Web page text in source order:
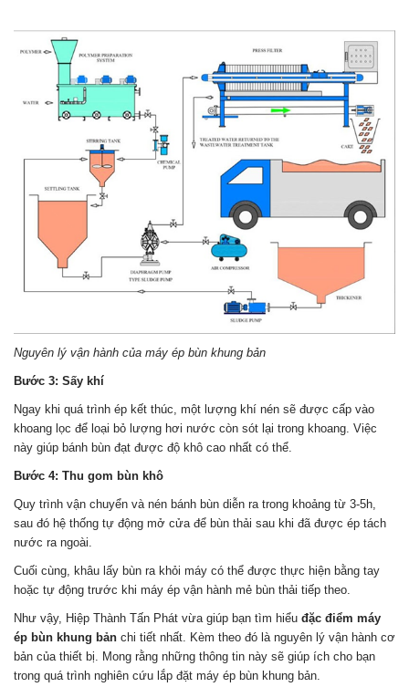
Nguyên lý vận hành của máy ép bùn khung bản
Bước 3: Sấy khí
Ngay khi quá trình ép kết thúc, một lượng khí nén sẽ được cấp vào
khoang lọc để loại bỏ lượng hơi nước còn sót lại trong khoang. Việc
này giúp bánh bùn đạt được độ khô cao nhất có thể.
Bước 4: Thu gom bùn khô
Quy trình vận chuyển và nén bánh bùn diễn ra trong khoảng từ 3-5h,
sau đó hệ thống tự động mở cửa để bùn thải sau khi đã được ép tách
nước ra ngoài.
Cuối cùng, khâu lấy bùn ra khỏi máy có thể được thực hiện bằng tay
hoặc tự động trước khi máy ép vận hành mẻ bùn thải tiếp theo.
Như vậy, Hiệp Thành Tấn Phát vừa giúp bạn tìm hiểu đặc điểm máy
ép bùn khung bản chi tiết nhất. Kèm theo đó là nguyên lý vận hành cơ
bản của thiết bị. Mong rằng những thông tin này sẽ giúp ích cho bạn
trong quá trình nghiên cứu lắp đặt máy ép bùn khung bản.